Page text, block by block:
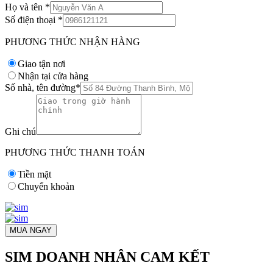
Họ và tên *
Số điện thoại *
PHƯƠNG THỨC NHẬN HÀNG
Giao tận nơi
Nhận tại cửa hàng
Số nhà, tên đường*
Ghi chú
PHƯƠNG THỨC THANH TOÁN
Tiền mặt
Chuyển khoản
MUA NGAY
SIM DOANH NHÂN CAM KẾT